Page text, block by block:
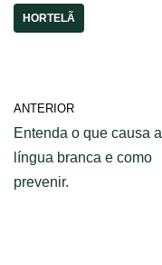
HORTELÃ
ANTERIOR
Entenda o que causa a
língua branca e como
prevenir.